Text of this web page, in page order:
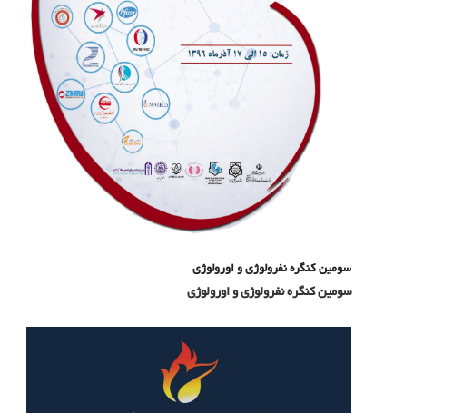
سومین کنگره نفرولوژی و اورولوژی
سومین کنگره نفرولوژی و اورولوژی